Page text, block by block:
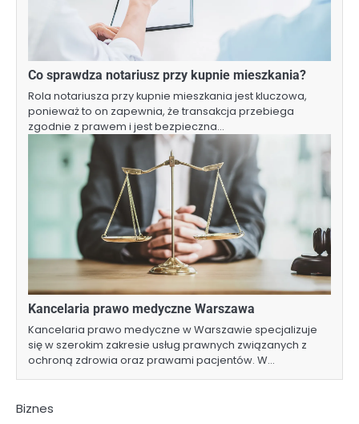
Co sprawdza notariusz przy kupnie mieszkania?
Rola notariusza przy kupnie mieszkania jest kluczowa,
ponieważ to on zapewnia, że transakcja przebiega
zgodnie z prawem i jest bezpieczna…
Kancelaria prawo medyczne Warszawa
Kancelaria prawo medyczne w Warszawie specjalizuje
się w szerokim zakresie usług prawnych związanych z
ochroną zdrowia oraz prawami pacjentów. W…
Biznes